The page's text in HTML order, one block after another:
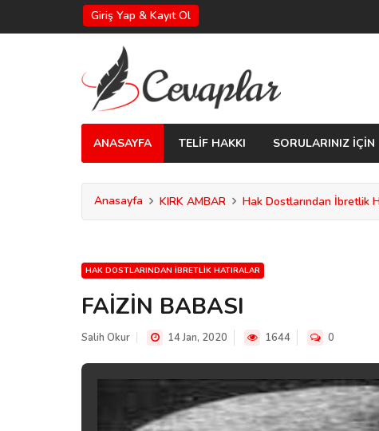
Giriş Yap & Kayıt Ol
ANASAYFA TELİF HAKKI SORULARINIZ İÇİN
Anasayfa KIRK AMBAR Hak Dostlarından İbretlik
HAK DOSTLARINDAN İBRETLIK HATIRALAR
FAİZİN BABASI
Salih Okur 14 Jan, 2020 1644 0